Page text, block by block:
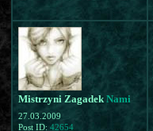
Mistrzyni Zagadek Nami
27.03.2009
Post ID: 42654